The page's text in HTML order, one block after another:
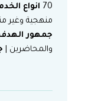
70 انواع
منهجية وغير
جمهور
والمحاضرين |